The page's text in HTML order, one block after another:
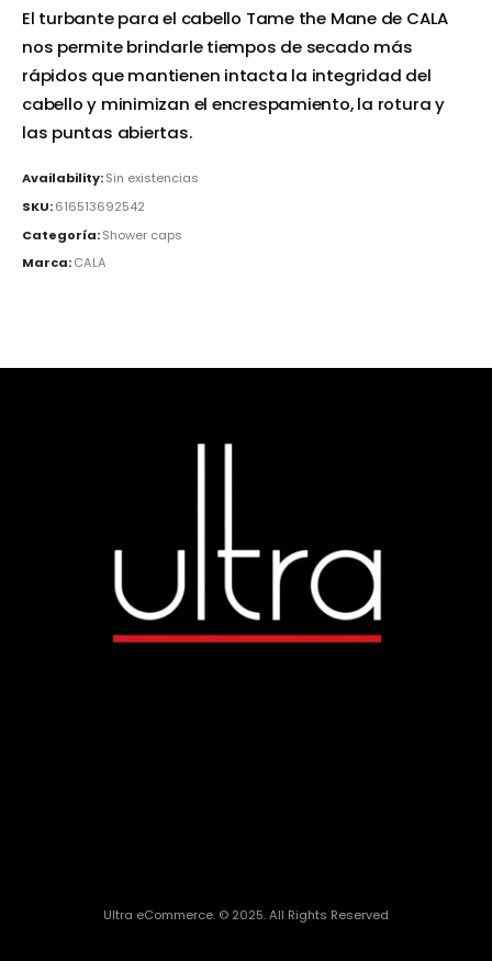
El turbante para el cabello Tame the Mane de CALA
nos permite brindarle tiempos de secado más
rápidos que mantienen intacta la integridad del
cabello y minimizan el encrespamiento, la rotura y
las puntas abiertas.
Availability:Sin existencias
SKU:616513692542
Categoría:Shower caps
Marca:CALA
Ultra eCommerce. © 2025. All Rights Reserved